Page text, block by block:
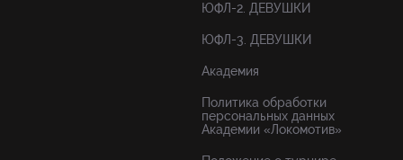
ЮФЛ-2. ДЕВУШКИ
ЮФЛ-3. ДЕВУШКИ
Академия
Политика обработки
персональных данных
Академии «Локомотив»